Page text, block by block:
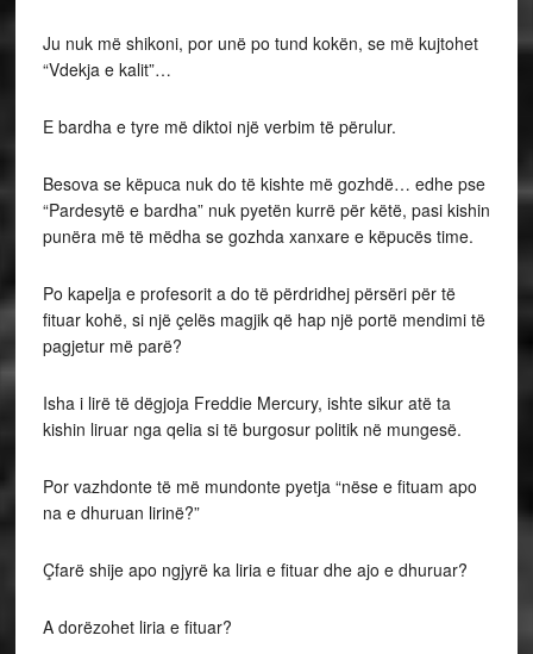
Ju nuk më shikoni, por unë po tund kokën, se më kujtohet
“Vdekja e kalit”…
E bardha e tyre më diktoi një verbim të përulur.
Besova se këpuca nuk do të kishte më gozhdë… edhe pse
“Pardesytë e bardha” nuk pyetën kurrë për këtë, pasi kishin
punëra më të mëdha se gozhda xanxare e këpucës time.
Po kapelja e profesorit a do të përdridhej përsëri për të
fituar kohë, si një çelës magjik që hap një portë mendimi të
pagjetur më parë?
Isha i lirë të dëgjoja Freddie Mercury, ishte sikur atë ta
kishin liruar nga qelia si të burgosur politik në mungesë.
Por vazhdonte të më mundonte pyetja “nëse e fituam apo
na e dhuruan lirinë?”
Çfarë shije apo ngjyrë ka liria e fituar dhe ajo e dhuruar?
A dorëzohet liria e fituar?